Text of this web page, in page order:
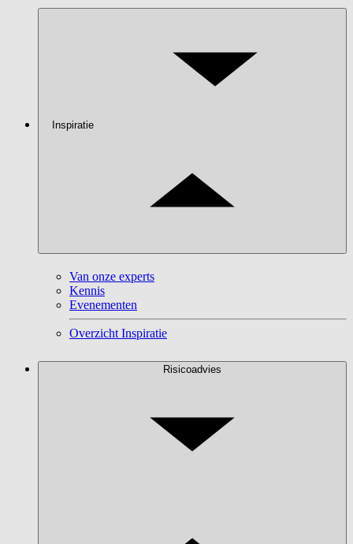
Inspiratie
Van onze experts
Kennis
Evenementen
Overzicht Inspiratie
Risicoadvies